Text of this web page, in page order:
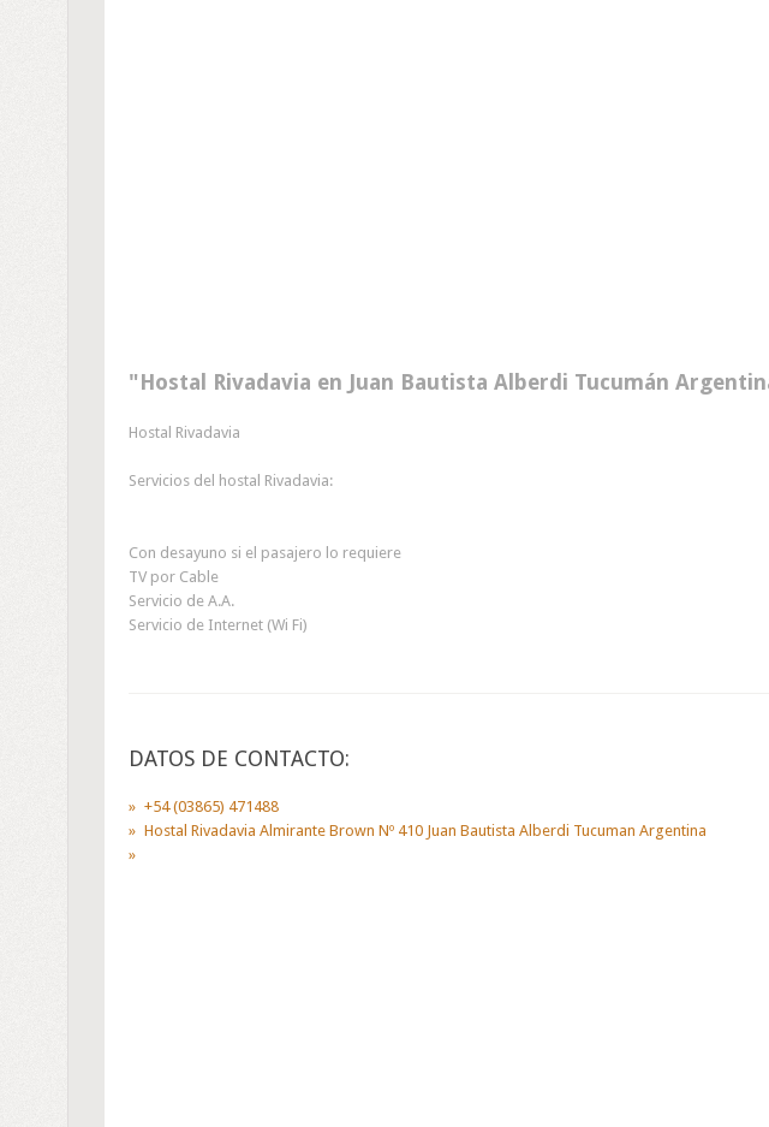
Hostal Rivadavia en Juan Bautista Alberdi Tucumán
Hostal Rivadavia
Servicios del hostal Rivadavia:
Con desayuno si el pasajero lo requiere
TV por Cable
Servicio de A.A.
Servicio de Internet (Wi Fi)
DATOS DE CONTACTO:
+54 (03865) 471488
Hostal Rivadavia Almirante Brown Nº 410 Juan Bautista Alberdi Tucuman Argentina